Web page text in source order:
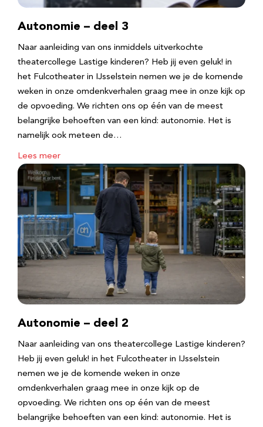
Autonomie – deel 3
Naar aanleiding van ons inmiddels uitverkochte
theatercollege Lastige kinderen? Heb jij even geluk! in
het Fulcotheater in IJsselstein nemen we je de komende
weken in onze omdenkverhalen graag mee in onze kijk op
de opvoeding. We richten ons op één van de meest
belangrijke behoeften van een kind: autonomie. Het is
namelijk ook meteen de…
Lees meer
Autonomie – deel 2
Naar aanleiding van ons theatercollege Lastige kinderen?
Heb jij even geluk! in het Fulcotheater in IJsselstein
nemen we je de komende weken in onze
omdenkverhalen graag mee in onze kijk op de
opvoeding. We richten ons op één van de meest
belangrijke behoeften van een kind: autonomie. Het is